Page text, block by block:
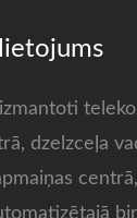
dzelzceļa